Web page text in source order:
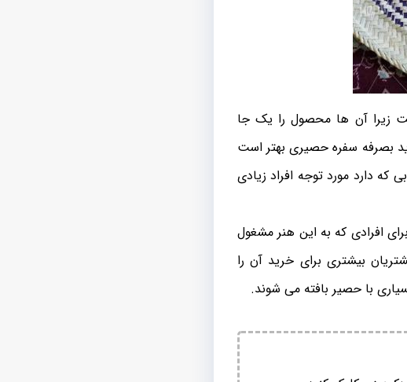
زیرا آن ها محصول را یک جا
بصرفه سفره حصیری بهتر است
که دارد مورد توجه افراد زیادی
افرادی که به این هنر مشغول
بیشتری برای خرید آن را
با حصیر بافته می شوند.